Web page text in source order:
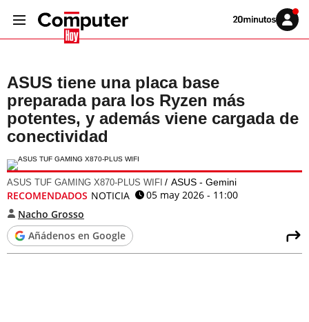
Volver
Iniciar
sesión
ASUS tiene una placa base
preparada para los Ryzen más
potentes, y además viene cargada de
conectividad
ASUS TUF GAMING X870-PLUS WIFI ASUS - Gemini
RECOMENDADOS NOTICIA
05 may 2026 - 11:00
Nacho Grosso
Añádenos en Google